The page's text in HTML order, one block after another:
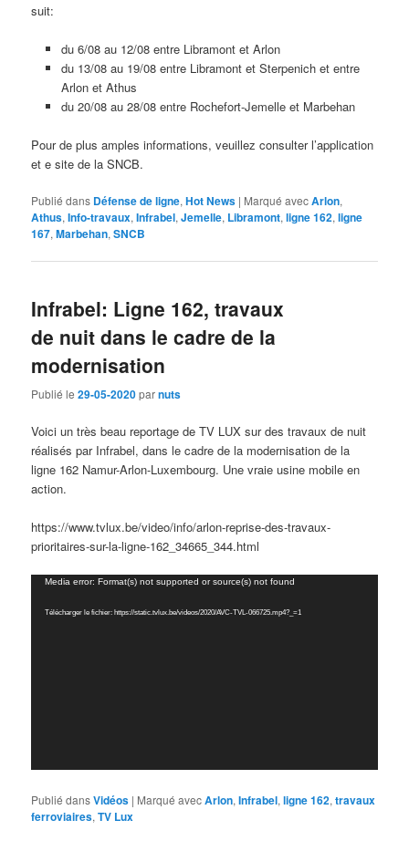
suit:
du 6/08 au 12/08 entre Libramont et Arlon
du 13/08 au 19/08 entre Libramont et Sterpenich et entre
Arlon et Athus
du 20/08 au 28/08 entre Rochefort-Jemelle et Marbehan
Pour de plus amples informations, veuillez consulter l’application
et e site de la SNCB.
Publié dans Défense de ligne,Hot News | Marqué avecArlon,
Athus,Info-travaux,Infrabel,Jemelle, Libramont,ligne 162,ligne
167,Marbehan,SNCB
Infrabel: Ligne 162, travaux
de nuit dans le cadre de la
modernisation
Publié le29-05-2020parnuts
Voici un très beau reportage de TV LUX sur des travaux de nuit
réalisés par Infrabel, dans le cadre de la modernisation de la
ligne 162 Namur-Arlon-Luxembourg. Une vraie usine mobile en
action.
https://www.tvlux.be/video/info/arlon-reprise-des-travaux-
prioritaires-sur-la-ligne-162_34665_344.html
Lecteur
Media error: Format(s) not supported or source(s) not found
Télécharger le fichier: https://static.tvlux.be/videos/2020/AVC-TVL-066725.mp4?_=1
Publié dansVidéos | Marqué avecArlon,Infrabel,ligne 162,travaux
ferroviaires,TV Lux